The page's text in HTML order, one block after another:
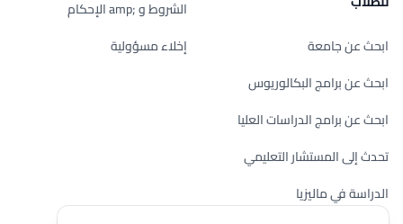
ابحث عن جامعة
ابحث عن برامج البكالوريوس
ابحث عن برامج الدراسات العليا
تحدث إلى المستشار التعليمي
الدراسة في ماليزيا
الشروط و ;amp الإحكام
إخلاء مسؤولية